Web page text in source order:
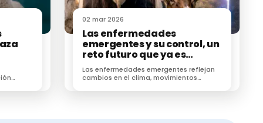
en
ante
02 mar 2026
Las enfermedades
emergentes y su control, un
reto futuro que ya es
presente
Las enfermedades emergentes reflejan
cambios en el clima, movimientos
vigilancia sanitaria proactiva.